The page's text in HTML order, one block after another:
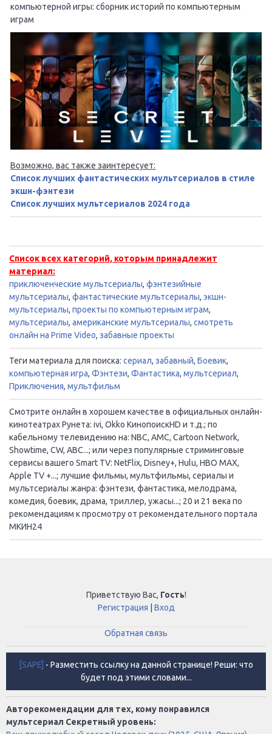
компьютерной игры: сборник историй по компьютерным
играм
Возможно, вас также заинтересует:
Список лучших фантастических мультсериалов в стиле
экшн-фэнтези
Список лучших мультсериалов 2024 года
Список всех категорий, которым принадлежит
материал:
приключенческие мультсериалы, фэнтезийные
мультсериалы, фантастические мультсериалы, экшн-
мультсериалы, проекты по компьютерным играм,
мультсериалы, американские мультсериалы, смотреть
онлайн на Prime Video, забавные проекты
Теги материала для поиска: сериал, забавный, Боевик,
компьютерная игра, Фэнтези, Фантастика, мультсериал,
Приключения, мультфильм
Смотрите онлайн в хорошем качестве в официальных онлайн-
кинотеатрах Рунета: ivi, Okko КинопоискHD и т.д.; по
кабельному телевидению на: NBC, AMC, Cartoon Network,
Showtime, CW, ABC...; или через популярные стриминговые
сервисы вашего Smart TV: NetFlix, Disney+, Hulu, HBO MAX,
Apple TV +...; лучшие фильмы, мультфильмы, сериалы и
мультсериалы жанра: фэнтези, фантастика, мелодрама,
комедия, боевик, драма, триллер, ужасы...; 20 и 21 века по
рекомендациям к просмотру от рекомендательного портала
МКИН24
Приветствую Вас, Гость!
Регистрация
Вход
Обратная связь
[SAPE] - Разместить ссылку на данной странице! Реши: что
будет под этими словами...
Авторекомендации для тех, кому понравился
мультсериал Секретный уровень: